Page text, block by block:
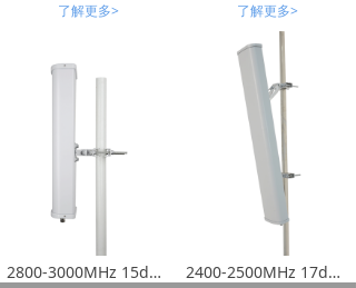
了解更多> 了解更多>
2800-3000MHz 15dBi 扇区天线 2400-2500MHz 17dBi 垂直水平双极化定向扇区天线